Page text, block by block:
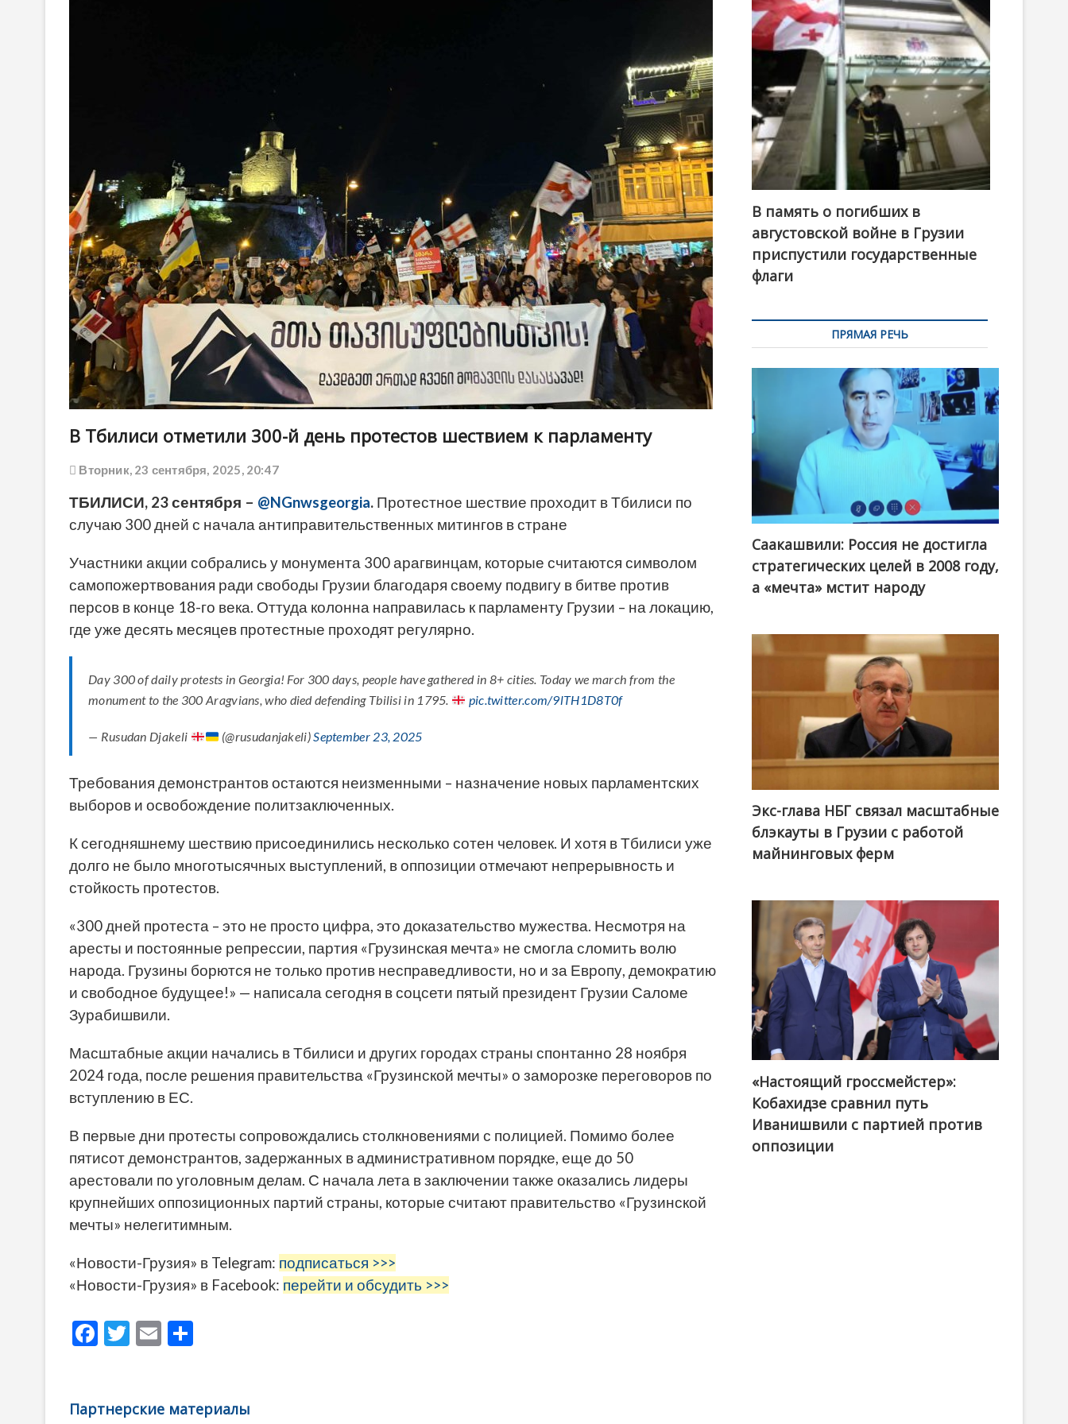
o
n
В Тбилиси отметили 300-й день протестов шествием к парламенту
Вторник, 23 сентября, 2025, 20:47
ТБИЛИСИ, 23 сентября – @NGnwsgeorgia. Протестное шествие проходит в Тбилиси по
случаю 300 дней с начала антиправительственных митингов в стране
Участники акции собрались у монумента 300 арагвинцам, которые считаются символом
самопожертвования ради свободы Грузии благодаря своему подвигу в битве против
персов в конце 18-го века. Оттуда колонна направилась к парламенту Грузии – на локацию,
где уже десять месяцев протестные проходят регулярно.
Day 300 of daily protests in Georgia! For 300 days, people have gathered in 8+ cities. Today we march from the
monument to the 300 Aragvians, who died defending Tbilisi in 1795.
pic.twitter.com/9lTH1D8T0f
— Rusudan Djakeli (@rusudanjakeli)September 23, 2025
Требования демонстрантов остаются неизменными – назначение новых парламентских
выборов и освобождение политзаключенных.
К сегодняшнему шествию присоединились несколько сотен человек. И хотя в Тбилиси уже
долго не было многотысячных выступлений, в оппозиции отмечают непрерывность и
стойкость протестов.
«300 дней протеста – это не просто цифра, это доказательство мужества. Несмотря на
аресты и постоянные репрессии, партия «Грузинская мечта» не смогла сломить волю
народа. Грузины борются не только против несправедливости, но и за Европу, демократию
и свободное будущее!» — написала сегодня в соцсети пятый президент Грузии Саломе
Зурабишвили.
Масштабные акции начались в Тбилиси и других городах страны спонтанно 28 ноября
2024 года, после решения правительства «Грузинской мечты» о заморозке переговоров по
вступлению в ЕС.
В первые дни протесты сопровождались столкновениями с полицией. Помимо более
пятисот демонстрантов, задержанных в административном порядке, еще до 50
арестовали по уголовным делам. С начала лета в заключении также оказались лидеры
крупнейших оппозиционных партий страны, которые считают правительство «Грузинской
мечты» нелегитимным.
«Новости-Грузия» в Telegram: подписаться >>>
«Новости-Грузия» в Facebook: перейти и обсудить >>>
F
b
T
er
E
l
а
Партнерские материалы
В память о погибших в
августовской войне в Грузии
приспустили государственные
флаги
ПРЯМАЯ РЕЧЬ
Саакашвили: Россия не достигла
стратегических целей в 2008 году,
а «мечта» мстит народу
Экс-глава НБГ связал масштабные
блэкауты в Грузии с работой
майнинговых ферм
@ქართული ოცნება / Georgian Dream
«Настоящий гроссмейстер»:
Кобахидзе сравнил путь
Иванишвили с партией против
оппозиции